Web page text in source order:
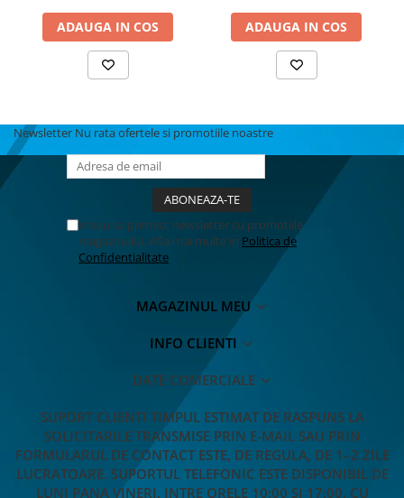
ADAUGA IN COS ADAUGA IN COS
Newsletter Nu rata ofertele si promotiile noastre
Vreau sa primesc newsletter cu promotiile
magazinului. Afla mai multe in Politica de
Confidentialitate
MAGAZINUL MEU
INFO CLIENTI
DATE COMERCIALE
SUPORT CLIENTI TIMPUL ESTIMAT DE RASPUNS LA
SOLICITARILE TRANSMISE PRIN E-MAIL SAU PRIN
FORMULARUL DE CONTACT ESTE, DE REGULA, DE 1–2 ZILE
LUCRATOARE. SUPORTUL TELEFONIC ESTE DISPONIBIL DE
LUNI PANA VINERI, INTRE ORELE 10:00 SI 17:00, CU